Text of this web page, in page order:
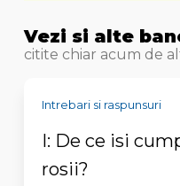
Vezi si alte
citite chiar acum de
Intrebari si raspunsuri
I: De ce isi
rosii?